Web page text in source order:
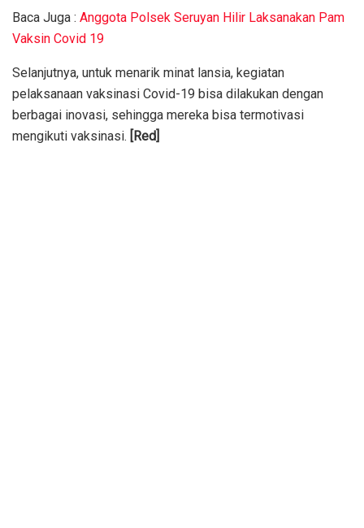
Baca Juga : Anggota Polsek Seruyan Hilir Laksanakan Pam
Vaksin Covid 19
Selanjutnya, untuk menarik minat lansia, kegiatan
pelaksanaan vaksinasi Covid-19 bisa dilakukan dengan
berbagai inovasi, sehingga mereka bisa termotivasi
mengikuti vaksinasi. [Red]